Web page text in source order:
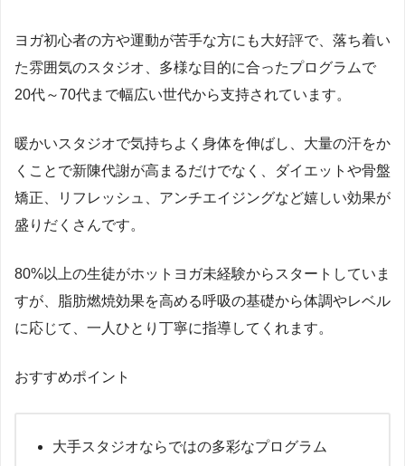
ヨガ初心者の方や運動が苦手な方にも大好評で、落ち着い
た雰囲気のスタジオ、多様な目的に合ったプログラムで
20代～70代まで幅広い世代から支持されています。
暖かいスタジオで気持ちよく身体を伸ばし、大量の汗をか
くことで新陳代謝が高まるだけでなく、ダイエットや骨盤
矯正、リフレッシュ、アンチエイジングなど嬉しい効果が
盛りだくさんです。
80%以上の生徒がホットヨガ未経験からスタートしていま
すが、脂肪燃焼効果を高める呼吸の基礎から体調やレベル
に応じて、一人ひとり丁寧に指導してくれます。
おすすめポイント
大手スタジオならではの多彩なプログラム